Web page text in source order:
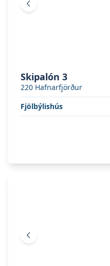
Fyrri mynd
Skipalón 3
220 Hafnarfjörður
Fjölbýlishús
Fyrri mynd